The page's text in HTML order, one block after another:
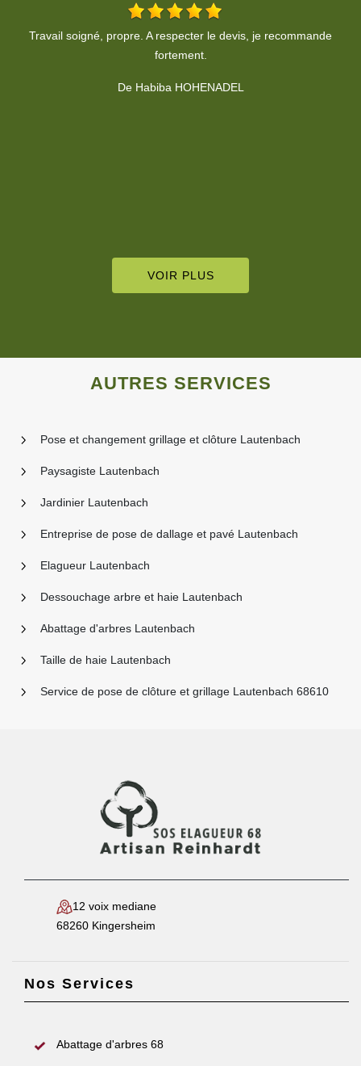
Contact très sympathique et professionnel. Travail bien fait dans
le respect des consignes. Je recommande !!
De GGE Triebel
VOIR PLUS
AUTRES SERVICES
Pose et changement grillage et clôture Lautenbach
Paysagiste Lautenbach
Jardinier Lautenbach
Entreprise de pose de dallage et pavé Lautenbach
Elagueur Lautenbach
Dessouchage arbre et haie Lautenbach
Abattage d'arbres Lautenbach
Taille de haie Lautenbach
Service de pose de clôture et grillage Lautenbach 68610
12 voix mediane
68260 Kingersheim
Nos Services
Abattage d'arbres 68